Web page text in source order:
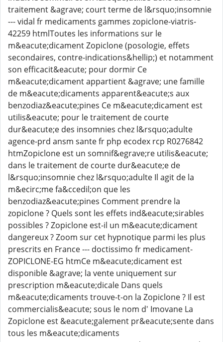
traitement &agrave; court terme de l&rsquo;insomnie
--- vidal fr medicaments gammes zopiclone-viatris-
42259 htmlToutes les informations sur le
m&eacute;dicament Zopiclone (posologie, effets
secondaires, contre-indications&hellip;) et notamment
son efficacit&eacute; pour dormir Ce
m&eacute;dicament appartient &agrave; une famille
de m&eacute;dicaments apparent&eacute;s aux
benzodiaz&eacute;pines Ce m&eacute;dicament est
utilis&eacute; pour le traitement de courte
dur&eacute;e des insomnies chez l&rsquo;adulte
agence-prd ansm sante fr php ecodex rcp R0276842
htmZopiclone est un somnif&egrave;re utilis&eacute;
dans le traitement de courte dur&eacute;e de
l&rsquo;insomnie chez l&rsquo;adulte Il agit de la
m&ecirc;me fa&ccedil;on que les
benzodiaz&eacute;pines Comment prendre la
zopiclone ? Quels sont les effets ind&eacute;sirables
possibles ? Zopiclone est-il un m&eacute;dicament
dangereux ? Zoom sur cet hypnotique parmi les plus
prescrits en France --- doctissimo fr medicament-
ZOPICLONE-EG htmCe m&eacute;dicament est
disponible &agrave; la vente uniquement sur
prescription m&eacute;dicale Dans quels
m&eacute;dicaments trouve-t-on la Zopiclone ? Il est
commercialis&eacute; sous le nom d' Imovane La
Zopiclone est &eacute;galement pr&eacute;sente dans
tous les m&eacute;dicaments